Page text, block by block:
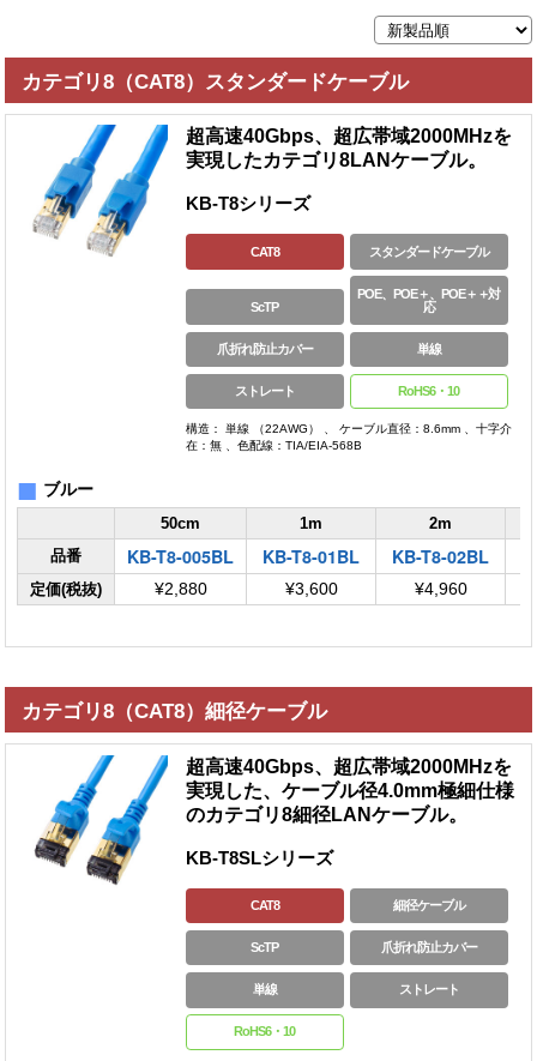
カテゴリ8（CAT8）スタンダードケーブル
超高速40Gbps、超広帯域2000MHzを
実現したカテゴリ8LANケーブル。
KB-T8シリーズ
CAT8 スタンダードケーブル
ScTP
POE、POE＋、POE＋＋対
応
爪折れ防止カバー 単線
ストレート RoHS6・10
構造： 単線 （22AWG） 、 ケーブル直径：8.6mm 、十字介
在：無 、色配線：TIA/EIA-568B
■ ブルー
50cm 1m
2m
品番
KB-T8-005BL KB-T8-01BL KB-T8-02BL
定価(税抜) ¥2,880 ¥3,600 ¥4,960
カテゴリ8（CAT8）細径ケーブル
超高速40Gbps、超広帯域2000MHzを
実現した、ケーブル径4.0mm極細仕様
のカテゴリ8細径LANケーブル。
KB-T8SLシリーズ
CAT8 細径ケーブル
ScTP 爪折れ防止カバー
単線 ストレート
RoHS6・10